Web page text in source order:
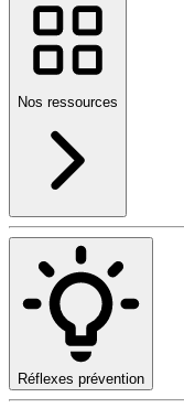
Nos ressources
Réflexes prévention